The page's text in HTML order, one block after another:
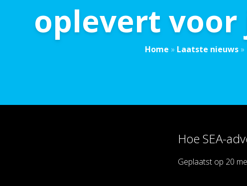
oplevert
Home » Laatste nieuws»
Hoe SEA-
Geplaatst op 20